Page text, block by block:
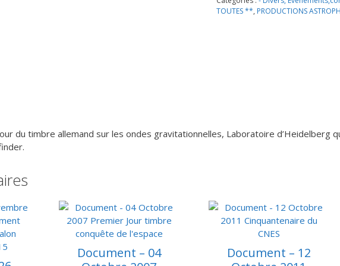
Allemand
Labo
effectuées
par
Pathfinder
TOUTES **, PRODUCTIONS
du timbre allemand sur les ondes gravitationnelles, Laboratoire d’Heidelberg
Document – 04
Document – 12